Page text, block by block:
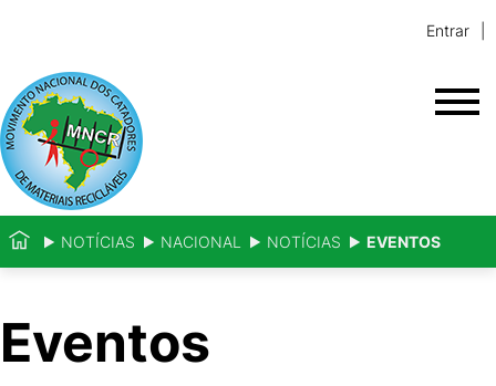
Entrar
NOTÍCIAS NACIONAL NOTÍCIAS EVENTOS
Eventos